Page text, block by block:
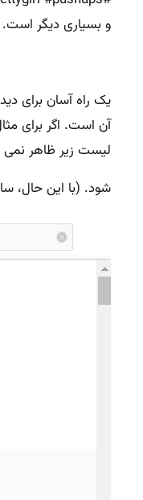
و بسیاری دیگر است.
یک راه آسان برای
لیست زیر ظاهر نمی
شود. (با این حال،